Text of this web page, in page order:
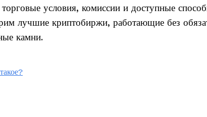
условия, комиссии и доступные
лучшие криптобиржи, работающие без
камни.